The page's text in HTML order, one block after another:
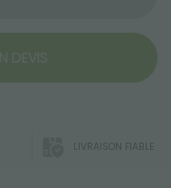
DEVIS
LIVRAISON FIABLE